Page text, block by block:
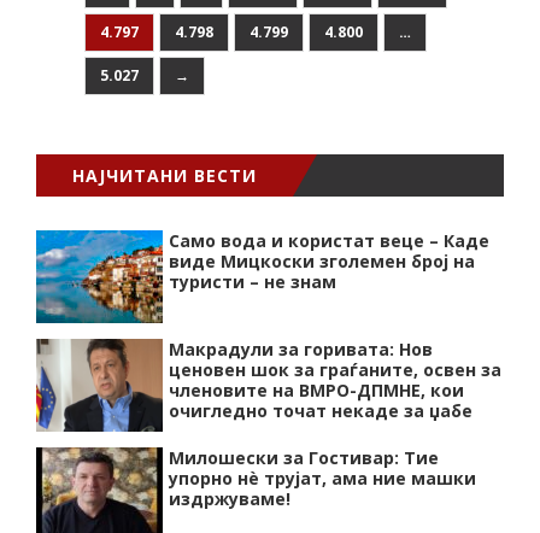
4.797 4.798 4.799 4.800 …
5.027 →
НАЈЧИТАНИ ВЕСТИ
Само вода и користат веце – Каде
виде Мицкоски зголемен број на
туристи – не знам
Макрадули за горивата: Нов
ценовен шок за граѓаните, освен за
членовите на ВМРО-ДПМНЕ, кои
очигледно точат некаде за џабе
Милошески за Гостивар: Тие
упорно нѐ трујат, ама ние машки
издржуваме!